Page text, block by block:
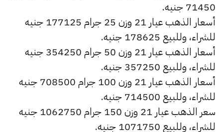
71450 جنيه.
أسعار الذهب عيار 21 وزن 25 جرام 177125 جنيه
للشراء، وللبيع 178625 جنيه.
أسعار الذهب عيار 21 وزن 50 جرام 354250 جنيه
للشراء، وللبيع 357250 جنيه.
أسعار الذهب عيار 21 وزن 100 جرام 708500 جنيه
للشراء، وللبيع 714500 جنيه.
سعر الذهب عيار 21 وزن 150 جرام 1062750 جنيه
للشراء، وللبيع 1071750 جنيه.